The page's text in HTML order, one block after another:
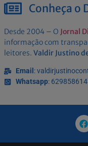
Conheça o
Desde 2004 – O Jornal
informação com
leitores. Valdir Justino
Email :
Whatsapp: